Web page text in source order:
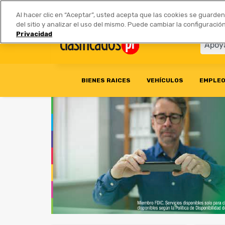
Anúnciate | Tarifas Socios
BIENES RAICES VEHÍCULOS
Al hacer clic en “Aceptar”, usted acepta que las cookies se
del sitio y analizar el uso del mismo. Puede cambiar la
Privacidad